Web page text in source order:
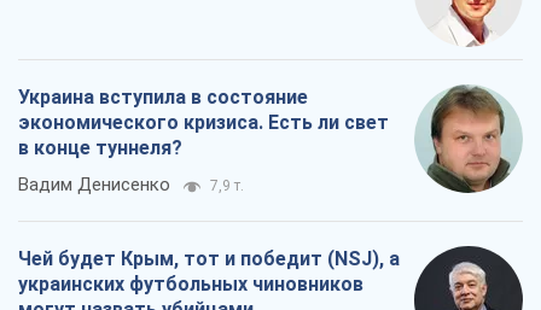
Украина вступила в состояние
экономического кризиса. Есть ли свет
в конце туннеля?
Вадим Денисенко 7,9 т.
Чей будет Крым, тот и победит (NSJ), а
украинских футбольных чиновников